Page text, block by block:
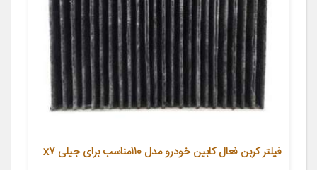
فیلتر کربن فعال کابین خودرو مدل 110مناسب برای جیلی x7